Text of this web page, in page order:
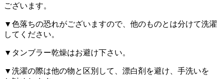
ございます。
▼色落ちの恐れがございますので、他のものとは分けて洗濯
してください。
▼タンブラー乾燥はお避け下さい。
▼洗濯の際は他の物と区別して、漂白剤を避け、手洗いを